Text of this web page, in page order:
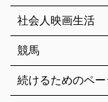
社会人映画生活
競馬
続けるためのペー